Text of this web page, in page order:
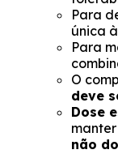
Para
única
Para
O
deve
Dose
não